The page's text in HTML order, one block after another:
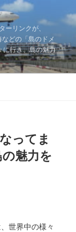
ーリンクが、
どの「島のドメ
に行き、島の魅力
ってま
魅力を
世界中の様々